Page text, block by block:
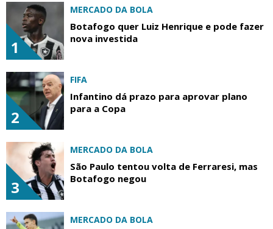
1
MERCADO DA BOLA
Botafogo quer Luiz Henrique e pode fazer
nova investida
2
FIFA
Infantino dá prazo para aprovar plano
para a Copa
3
MERCADO DA BOLA
São Paulo tentou volta de Ferraresi, mas
Botafogo negou
MERCADO DA BOLA